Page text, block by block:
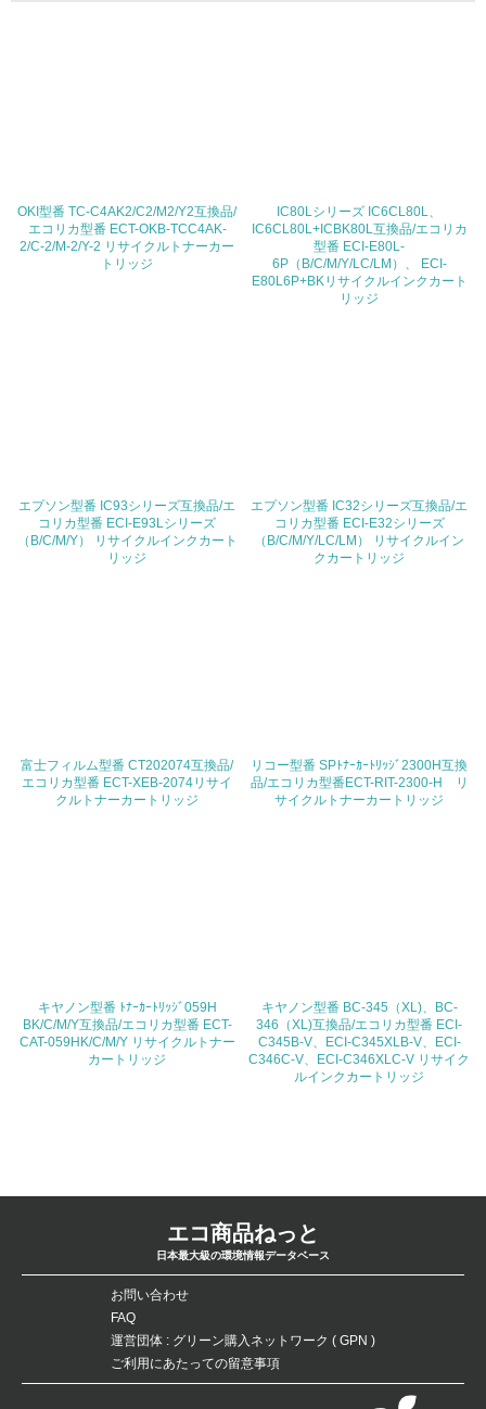
<L2> 発生する廃棄物の量と種類を把握し、具体的な削
減・リサイクル目標や計画を立てている
生物多様性保全
22.
<L1> 周辺地域の環境保全活動を行い、自治体や地域団体
の活動に積極的に参加している
24.
<L1> 「公正・適正な取引」に関する方針、規定等を持っ
<L1> パンフレットやホームページ等で、自社の環境情報
28.
<L2>「３．社会面の取り組み」に関する現状の数値や目標
値を公表している
OKI型番 TC-C4AK2/C2/M2/Y2互換品/
エコリカ型番 ECT-OKB-TCC4AK-
2/C-2/M-2/Y-2 リサイクルトナーカー
トリッジ
IC80Lシリーズ IC6CL80L、
IC6CL80L+ICBK80L互換品/エコリカ
型番 ECI-E80L-
6P（B/C/M/Y/LC/LM）、 ECI-
E80L6P+BKリサイクルインクカート
リッジ
エプソン型番 IC93シリーズ互換品/エ
コリカ型番 ECI-E93Lシリーズ
（B/C/M/Y） リサイクルインクカート
リッジ
エプソン型番 IC32シリーズ互換品/エ
コリカ型番 ECI-E32シリーズ
（B/C/M/Y/LC/LM） リサイクルイン
クカートリッジ
富士フィルム型番 CT202074互換品/
エコリカ型番 ECT-XEB-2074リサイ
クルトナーカートリッジ
リコー型番 SPﾄﾅｰｶｰﾄﾘｯｼﾞ2300H互換
品/エコリカ型番ECT-RIT-2300-H リ
サイクルトナーカートリッジ
キヤノン型番 ﾄﾅｰｶｰﾄﾘｯｼﾞ059H
BK/C/M/Y互換品/エコリカ型番 ECT-
CAT-059HK/C/M/Y リサイクルトナー
カートリッジ
キヤノン型番 BC-345（XL)、BC-
346（XL)互換品/エコリカ型番 ECI-
C345B-V、ECI-C345XLB-V、ECI-
C346C-V、ECI-C346XLC-V リサイク
ルインクカートリッジ
エコ商品ねっと
日本最大級の環境情報データベース
お問い合わせ
FAQ
運営団体 : グリーン購入ネットワーク ( GPN )
ご利用にあたっての留意事項